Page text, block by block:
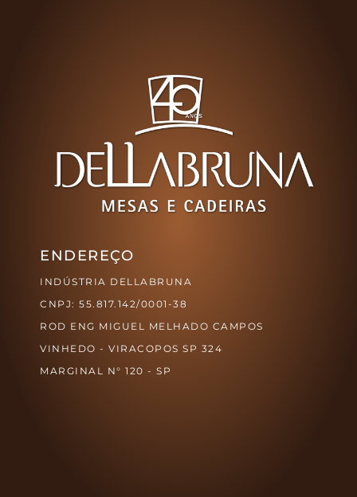
ENDEREÇO
INDÚSTRIA DELLABRUNA
CNPJ: 55.817.142/0001-38
ROD ENG MIGUEL MELHADO CAMPOS
VINHEDO - VIRACOPOS SP 324
MARGINAL N° 120 - SP